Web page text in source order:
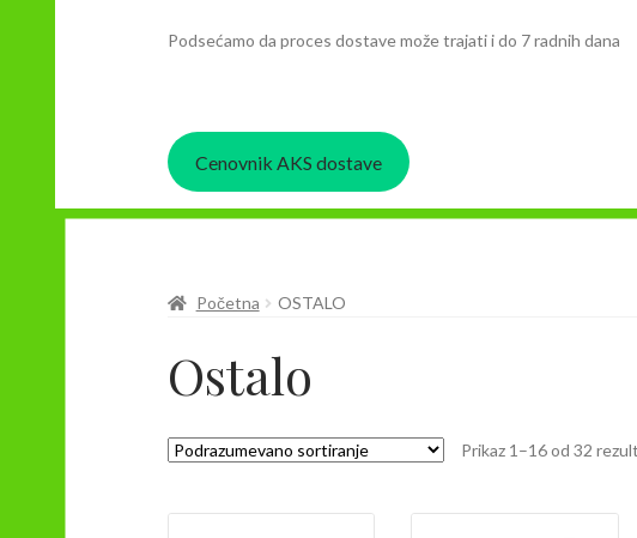
Podsećamo da proces dostave može trajati i do 7 radnih dana
Cenovnik AKS dostave
Početna OSTALO
Ostalo
Prikaz 1–16 od 32